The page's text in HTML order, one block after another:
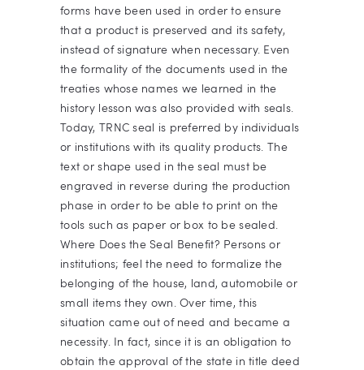
forms have been used in order to ensure
that a product is preserved and its safety,
instead of signature when necessary. Even
the formality of the documents used in the
treaties whose names we learned in the
history lesson was also provided with seals.
Today, TRNC seal is preferred by individuals
or institutions with its quality products. The
text or shape used in the seal must be
engraved in reverse during the production
phase in order to be able to print on the
tools such as paper or box to be sealed.
Where Does the Seal Benefit? Persons or
institutions; feel the need to formalize the
belonging of the house, land, automobile or
small items they own. Over time, this
situation came out of need and became a
necessity. In fact, since it is an obligation to
obtain the approval of the state in title deed